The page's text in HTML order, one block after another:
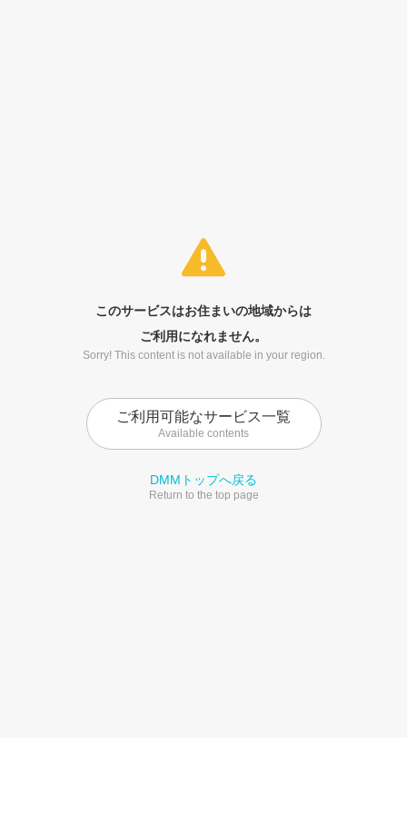
このサービスはお住まいの地域からは
ご利用になれません。
Sorry! This content is not available in your region.
ご利用可能なサービス一覧
Available contents
DMMトップへ戻る
Return to the top page